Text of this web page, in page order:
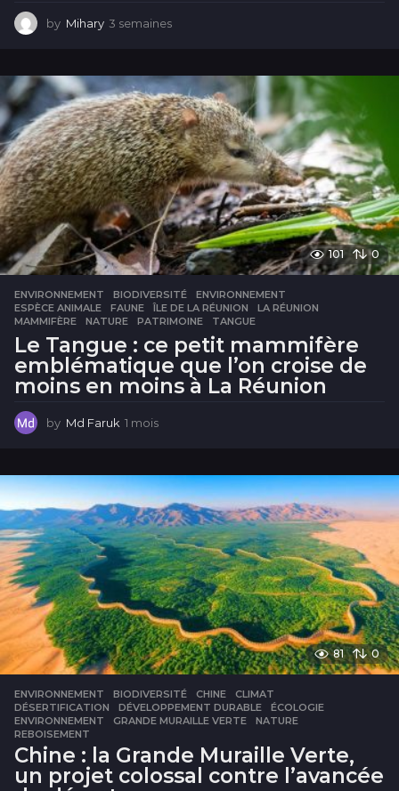
by Mihary 3 semaines
m
a
i
n
e
s
101 0
ENVIRONNEMENT BIODIVERSITÉ ,ENVIRONNEMENT
ESPÈCE ANIMALE
,FAUNE ,ÎLE DE LA RÉUNION ,LA RÉUNION
MAMMIFÈRE
,NATURE ,PATRIMOINE ,TANGUE
Le Tangue : ce petit mammifère
emblématique que l’on croise de
moins en moins à La Réunion
by Md Faruk 1 mois
i
s
81 0
ENVIRONNEMENT BIODIVERSITÉ ,CHINE ,CLIMAT
DÉSERTIFICATION
,DÉVELOPPEMENT DURABLE ,ÉCOLOGIE
ENVIRONNEMENT
,GRANDE MURAILLE VERTE ,NATURE
REBOISEMENT
Chine : la Grande Muraille Verte,
un projet colossal contre l’avancée